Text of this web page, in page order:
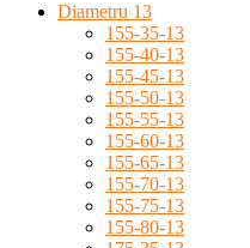
Diametru 13
155-35-13
155-40-13
155-45-13
155-50-13
155-55-13
155-60-13
155-65-13
155-70-13
155-75-13
155-80-13